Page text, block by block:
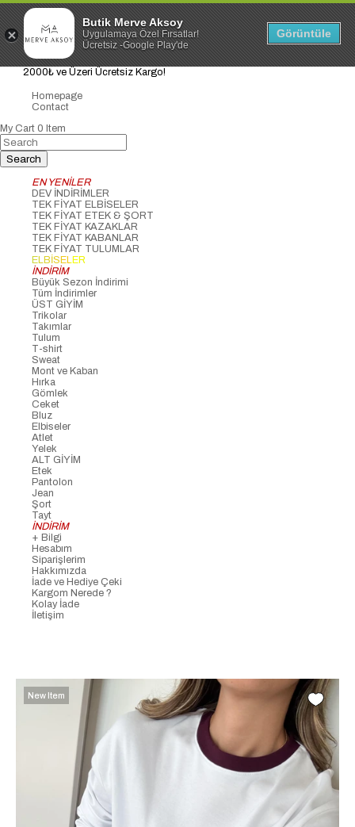
2000₺ ve Üzeri Ücretsiz Kargo!
Homepage
Contact
My Cart 0 Item
EN YENİLER
DEV İNDİRİMLER
TEK FİYAT ELBİSELER
TEK FİYAT ETEK & ŞORT
TEK FİYAT KAZAKLAR
TEK FİYAT KABANLAR
TEK FİYAT TULUMLAR
ELBİSELER
İNDİRİM
Büyük Sezon İndirimi
Tüm İndirimler
ÜST GİYİM
Trikolar
Takımlar
Tulum
T-shirt
Sweat
Mont ve Kaban
Hırka
Gömlek
Ceket
Bluz
Elbiseler
Atlet
Yelek
ALT GİYİM
Etek
Pantolon
Jean
Şort
Tayt
İNDİRİM
+ Bilgi
Hesabım
Siparişlerim
Hakkımızda
İade ve Hediye Çeki
Kargom Nerede ?
Kolay İade
İletişim
New Item
Butik Merve Aksoy
Uygulamaya Özel Fırsatlar!
Ücretsiz -Google Play'de
Görüntüle